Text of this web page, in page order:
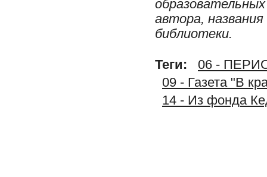
автора,
библиотеки.
Теги:
06 -
09 - Газета "В
14 - Из фонда